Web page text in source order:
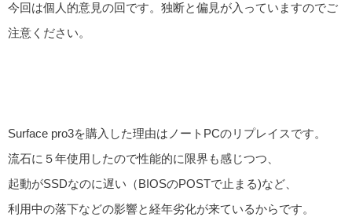
今回は個人的意見の回です。独断と偏見が入っていますのでご
注意ください。
Surface pro3を購入した理由はノートPCのリプレイスです。
流石に５年使用したので性能的に限界も感じつつ、
起動がSSDなのに遅い（BIOSのPOSTで止まる)など、
利用中の落下などの影響と経年劣化が来ているからです。